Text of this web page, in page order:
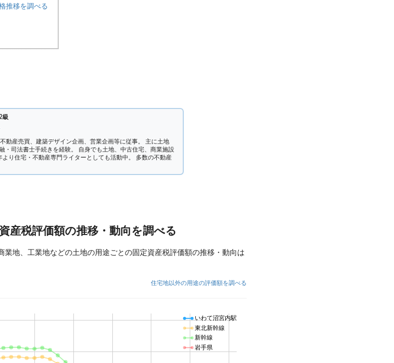
推移を調べる
級
動産売買、建築デザイン企画、営業企画等に従事。 主に土地
・司法書士手続きを経験。 自身でも土地、中古住宅、商業施設
り住宅・不動産専門ライターとしても活動中。 多数の不動産
産税評価額の推移・動向を調べる
業地、工業地などの土地の用途ごとの固定資産税評価額の推移・動向は
住宅地以外の用途の評価額を調べる
いわて沼宮内駅
東北新幹線
新幹線
岩手県